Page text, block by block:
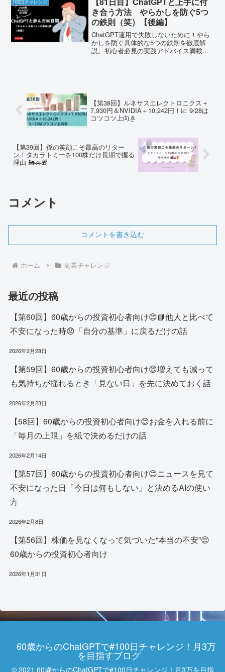
100日チャレンジ
き合う方法 やらかしを防ぐ5つ
の鉄則（笑）【後編】
ChatGPT運用で失敗しないために！やら
かしを防ぐ具体的な5つの鉄則を徹底解
説。初心者必見の実践アドバイス満載で
【第38回】ルネサスエレクトロニクス＋
7,930円＆NVIDIA＋10,242円！📈 9/28は
コツコツ上向き
【第39回】孫の笑顔こそ最高のリター
ン！タカラトミーを100株だけ長期で握る
理由 🚂🚗🎁
コメント
コメントを書き込む
ホーム 副業チャレンジ
最近の投稿
【第60回】60歳からの投資初心者向け😊📘他人と比べて
不安になった時😟「自分の基準」に戻るだけの話
2026年2月28日
【第59回】60歳からの投資初心者向け😊増えても減って
も気持ちが揺れるとき「見ない日」を先に決めておく話
2026年2月23日
【58回】60歳からの投資初心者向け😊お金を入れる前に
「毎月の上限」を紙で決めるだけの話
2026年2月14日
【第57回】60歳からの投資初心者向け😊ニュースを見て
不安になった日「今日は何もしない」と決めるAIの使い
方
2026年2月8日
【第56回】株価を見なくなって気づいた“本当の不安”😌
60歳からの投資初心者向け
2026年1月31日
60歳からのChatGPTで#100日チャレンジ！月3万
を目指すブログ
© 2021 60歳からのChatGPTで#100日チャレンジ！月3万を目指